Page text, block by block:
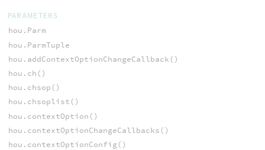
PARAMETERS
hou.Parm
hou.ParmTuple
hou.addContextOptionChangeCallback()
hou.ch()
hou.chsop()
hou.chsoplist()
hou.contextOption()
hou.contextOptionChangeCallbacks()
hou.contextOptionConfig()